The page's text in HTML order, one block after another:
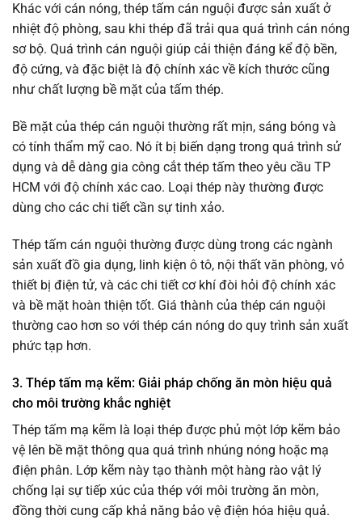
Khác với cán nóng, thép tấm cán nguội được sản xuất ở
nhiệt độ phòng, sau khi thép đã trải qua quá trình cán nóng
sơ bộ. Quá trình cán nguội giúp cải thiện đáng kể độ bền,
độ cứng, và đặc biệt là độ chính xác về kích thước cũng
như chất lượng bề mặt của tấm thép.
Bề mặt của thép cán nguội thường rất mịn, sáng bóng và
có tính thẩm mỹ cao. Nó ít bị biến dạng trong quá trình sử
dụng và dễ dàng gia công cắt thép tấm theo yêu cầu TP
HCM với độ chính xác cao. Loại thép này thường được
dùng cho các chi tiết cần sự tinh xảo.
Thép tấm cán nguội thường được dùng trong các ngành
sản xuất đồ gia dụng, linh kiện ô tô, nội thất văn phòng, vỏ
thiết bị điện tử, và các chi tiết cơ khí đòi hỏi độ chính xác
và bề mặt hoàn thiện tốt. Giá thành của thép cán nguội
thường cao hơn so với thép cán nóng do quy trình sản xuất
phức tạp hơn.
3. Thép tấm mạ kẽm: Giải pháp chống ăn mòn hiệu quả
cho môi trường khắc nghiệt
Thép tấm mạ kẽm là loại thép được phủ một lớp kẽm bảo
vệ lên bề mặt thông qua quá trình nhúng nóng hoặc mạ
điện phân. Lớp kẽm này tạo thành một hàng rào vật lý
chống lại sự tiếp xúc của thép với môi trường ăn mòn,
đồng thời cung cấp khả năng bảo vệ điện hóa hiệu quả.